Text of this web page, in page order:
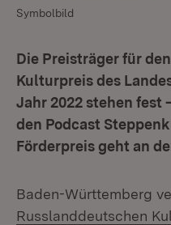
Symbolbild
Die Preisträger für
Kulturpreis des
Jahr 2022 stehen fest
den Podcast
Förderpreis geht an
Baden-Württemberg
Russlanddeutschen